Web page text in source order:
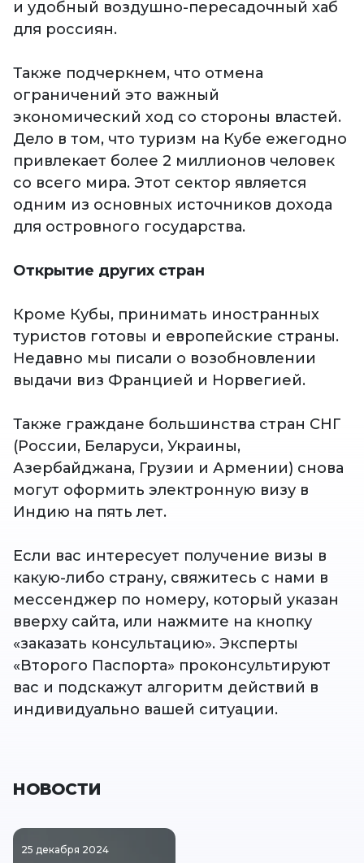
и удобный воздушно-пересадочный хаб
для россиян.
Также подчеркнем, что отмена
ограничений это важный
экономический ход со стороны властей.
Дело в том, что туризм на Кубе ежегодно
привлекает более 2 миллионов человек
со всего мира. Этот сектор является
одним из основных источников дохода
для островного государства.
Открытие других стран
Кроме Кубы, принимать иностранных
туристов готовы и европейские страны.
Недавно мы писали о возобновлении
выдачи виз Францией и Норвегией.
Также граждане большинства стран СНГ
(России, Беларуси, Украины,
Азербайджана, Грузии и Армении) снова
могут оформить электронную визу в
Индию на пять лет.
Если вас интересует получение визы в
какую-либо страну, свяжитесь с нами в
мессенджер по номеру, который указан
вверху сайта, или нажмите на кнопку
«заказать консультацию». Эксперты
«Второго Паспорта» проконсультируют
вас и подскажут алгоритм действий в
индивидуально вашей ситуации.
НОВОСТИ
25 декабря 2024